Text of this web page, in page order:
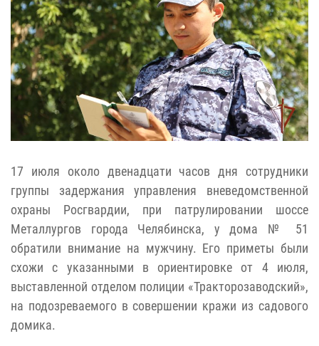
17 июля около двенадцати часов дня сотрудники
группы задержания управления вневедомственной
охраны Росгвардии, при патрулировании шоссе
Металлургов города Челябинска, у дома № 51
обратили внимание на мужчину. Его приметы были
схожи с указанными в ориентировке от 4 июля,
выставленной отделом полиции «Тракторозаводский»,
на подозреваемого в совершении кражи из садового
домика.